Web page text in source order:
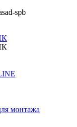
монтажа